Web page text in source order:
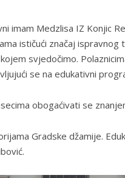
imam Medzlisa IZ Konjic
ističući značaj ispravnog
svjedočimo.
se na edukativni
obogaćivati se
Gradske džamije.